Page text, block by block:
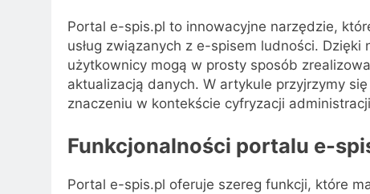
Portal e-spis.pl to innowacyjne narzędzie,
usług związanych z e-spisem ludności.
użytkownicy mogą w prosty sposób
aktualizacją danych. W artykule przyjrzymy
znaczeniu w kontekście cyfryzacji
Funkcjonalności portalu e-
Portal e-spis.pl oferuje szereg funkcji, które